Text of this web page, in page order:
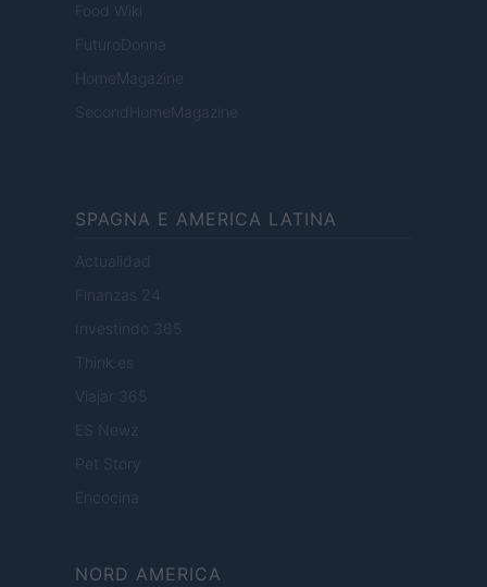
Food Wiki
FuturoDonna
HomeMagazine
SecondHomeMagazine
SPAGNA E AMERICA LATINA
Actualidad
Finanzas 24
Investindo 365
Think.es
Viajar 365
ES Newz
Pet Story
Encocina
NORD AMERICA